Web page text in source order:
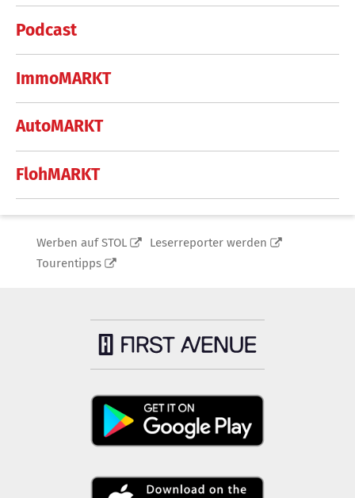
Podcast
ImmoMARKT
AutoMARKT
FlohMARKT
Werben auf STOL
Leserreporter werden
Tourentipps